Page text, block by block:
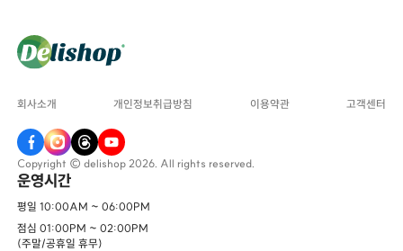
회사소개 개인정보취급방침 이용약관 고객센터
Copyright © delishop 2026. All rights reserved.
운영시간
평일 10:00AM ~ 06:00PM
점심 01:00PM ~ 02:00PM
(주말/공휴일 휴무)